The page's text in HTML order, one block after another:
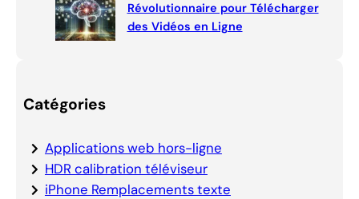
Révolutionnaire pour Télécharger
des Vidéos en Ligne
Catégories
Applications web hors-ligne
HDR calibration téléviseur
iPhone Remplacements texte